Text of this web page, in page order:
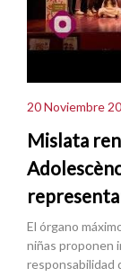
20 Noviembre
Mislata
El órgano
niñas proponen
responsabilidad